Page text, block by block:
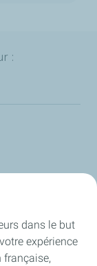
:
dans le but
expérience